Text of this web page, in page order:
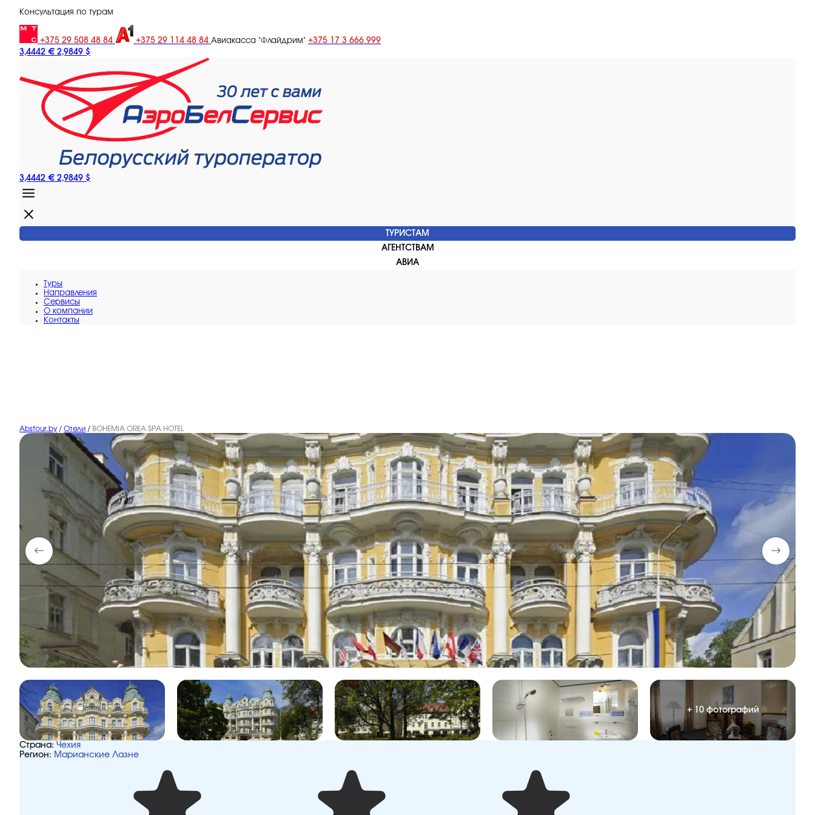
Консультация по турам
+375 29 508 48 84 +375 29 114 48 84 Авиакасса "Флайдрим" +375 17 3 666 999
3,4442 € 2,9849 $
3,4442 € 2,9849 $
ТУРИСТАМ
АГЕНТСТВАМ
АВИА
Туры
Направления
Сервисы
O компании
Контакты
Abstour.by / Отели / BOHEMIA OREA SPA HOTEL
+ 10 фотографий
Страна: Чехия
Регион: Марианские Лазне